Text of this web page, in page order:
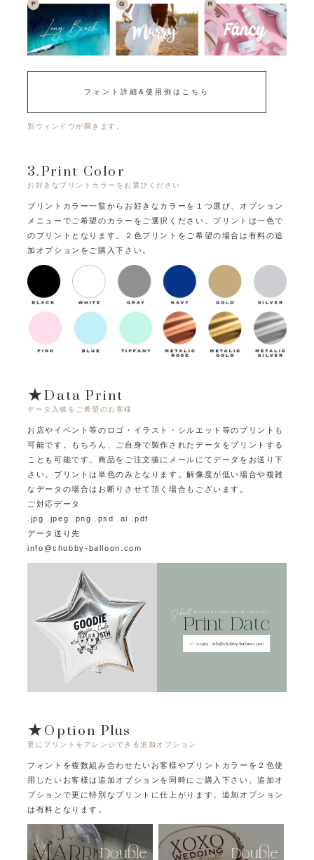
フォント詳細&使用例はこちら
別ウィンドウが開きます。
3.Print Color
お好きなプリントカラーをお選びください
プリントカラー一覧からお好きなカラーを１つ選び、オプション
メニューでご希望のカラーをご選択ください。 プリントは一色で
のプリントとなります。
２色プリントをご希望の場合は有料の追
加オプションをご購入下さい。
★Data Print
データ入稿をご希望のお客様
お店やイベント等のロゴ・イラスト・シルエット等のプリントも
可能です。
もちろん、ご自身で製作されたデータをプリントする
ことも可能です。商品をご注文後にメールにてデータをお送り下
さい。プリントは単色のみとなります。解像度が低い場合や複雑
なデータの場合はお断りさせて頂く場合もございます。
ご対応データ
.jpg .jpeg .png .psd .ai .pdf
データ送り先
info@chubby-balloon.com
★Option Plus
更にプリントをアレンジできる追加オプション
フォントを複数組み合わせたいお客様やプリントカラーを２色使
用したいお客様は追加オプションを同時にご購入下さい。追加オ
プションで更に特別なプリントに仕上がります。追加オプション
は有料となります。